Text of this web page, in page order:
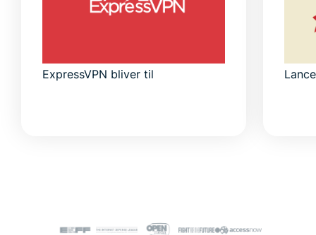
ExpressVPN bliver til